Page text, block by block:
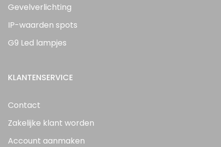
Gevelverlichting
IP-waarden spots
G9 Led lampjes
KLANTENSERVICE
Contact
Zakelijke klant worden
Account aanmaken